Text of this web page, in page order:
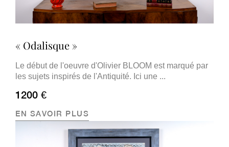
« Odalisque »
Le début de l'oeuvre d'Olivier BLOOM est marqué par
les sujets inspirés de l'Antiquité. Ici une ...
1200 €
EN SAVOIR PLUS